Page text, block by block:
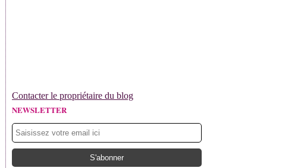
Contacter le propriétaire du blog
NEWSLETTER